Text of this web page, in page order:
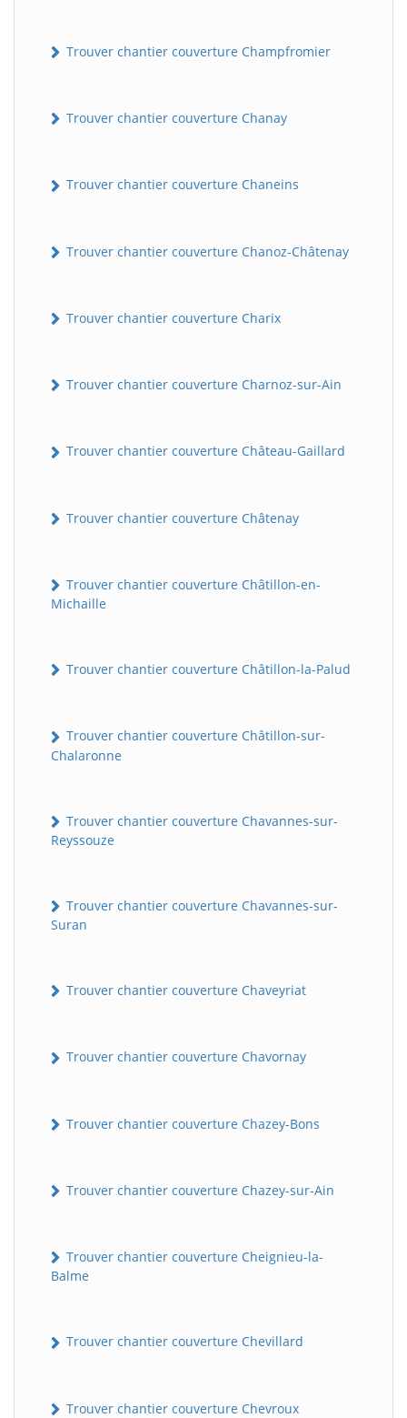
Trouver chantier couverture Champfromier
Trouver chantier couverture Chanay
Trouver chantier couverture Chaneins
Trouver chantier couverture Chanoz-Châtenay
Trouver chantier couverture Charix
Trouver chantier couverture Charnoz-sur-Ain
Trouver chantier couverture Château-Gaillard
Trouver chantier couverture Châtenay
Trouver chantier couverture Châtillon-en-
Michaille
Trouver chantier couverture Châtillon-la-Palud
Trouver chantier couverture Châtillon-sur-
Chalaronne
Trouver chantier couverture Chavannes-sur-
Reyssouze
Trouver chantier couverture Chavannes-sur-
Suran
Trouver chantier couverture Chaveyriat
Trouver chantier couverture Chavornay
Trouver chantier couverture Chazey-Bons
Trouver chantier couverture Chazey-sur-Ain
Trouver chantier couverture Cheignieu-la-
Balme
Trouver chantier couverture Chevillard
Trouver chantier couverture Chevroux